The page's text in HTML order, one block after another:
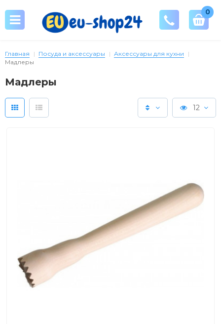
0
Главная Посуда и аксессуары
Аксессуары для кухни
Мадлеры
Мадлеры
12